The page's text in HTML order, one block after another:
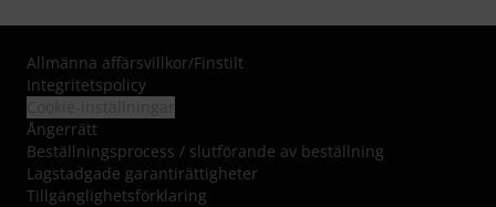
Allmänna affärsvillkor/Finstilt
Integritetspolicy
Ångerrätt
Beställningsprocess / slutförande av beställning
Lagstadgade garantirättigheter
Tillgänglighetsförklaring